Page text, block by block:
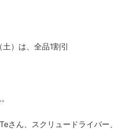
）は、全品1割引
さん、スクリュードライバー、